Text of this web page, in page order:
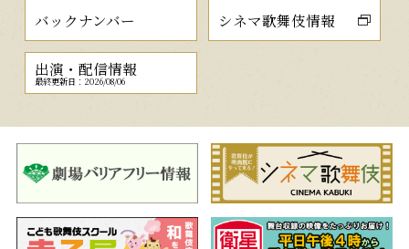
バックナンバー シネマ歌舞伎情報
出演・配信情報
最終更新日：2026/08/06